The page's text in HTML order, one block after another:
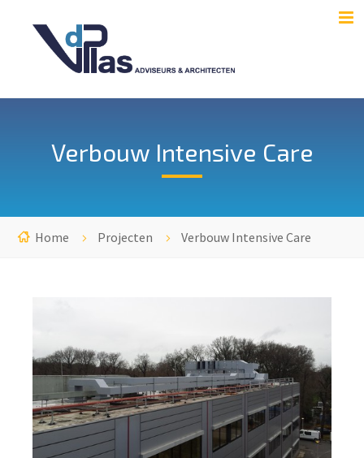
Verbouw Intensive Care
Home Projecten Verbouw Intensive Care